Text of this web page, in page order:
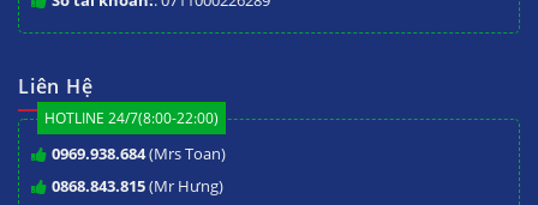
Liên Hệ
HOTLINE 24/7(8:00-22:00)
0969.938.684(Mrs Toan)
0868.843.815(Mr Hưng)